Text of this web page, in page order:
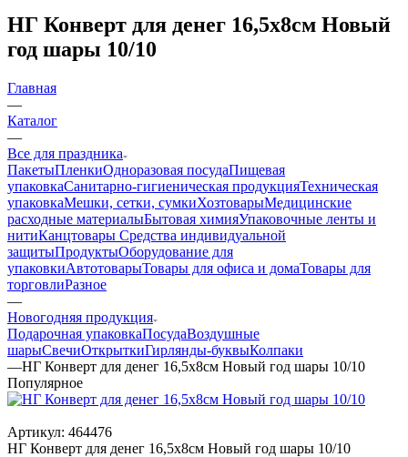
НГ Конверт для денег 16,5х8см Новый
год шары 10/10
Главная
—
Каталог
—
Все для праздника
ПакетыПленкиОдноразовая посудаПищевая
упаковкаСанитарно-гигиеническая продукцияТехническая
упаковкаМешки, сетки, сумкиХозтоварыМедицинские
расходные материалыБытовая химияУпаковочные ленты и
нитиКанцтовары Средства индивидуальной
защитыПродуктыОборудование для
упаковкиАвтотоварыТовары для офиса и домаТовары для
торговлиРазное
—
Новогодняя продукция
Подарочная упаковкаПосудаВоздушные
шарыСвечиОткрыткиГирлянды-буквыКолпаки
—НГ Конверт для денег 16,5х8см Новый год шары 10/10
Популярное
Артикул: 464476
НГ Конверт для денег 16,5х8см Новый год шары 10/10